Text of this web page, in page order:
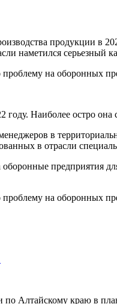
продукции в
наметился
году. Наиболее остро
в
в отрасли
предприятия
Алтайскому краю в